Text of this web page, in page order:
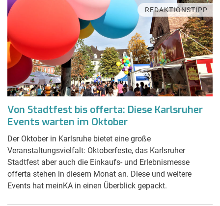
REDAKTIONSTIPP
Von Stadtfest bis offerta: Diese Karlsruher
Events warten im Oktober
Der Oktober in Karlsruhe bietet eine große
Veranstaltungsvielfalt: Oktoberfeste, das Karlsruher
Stadtfest aber auch die Einkaufs- und Erlebnismesse
offerta stehen in diesem Monat an. Diese und weitere
Events hat meinKA in einen Überblick gepackt.